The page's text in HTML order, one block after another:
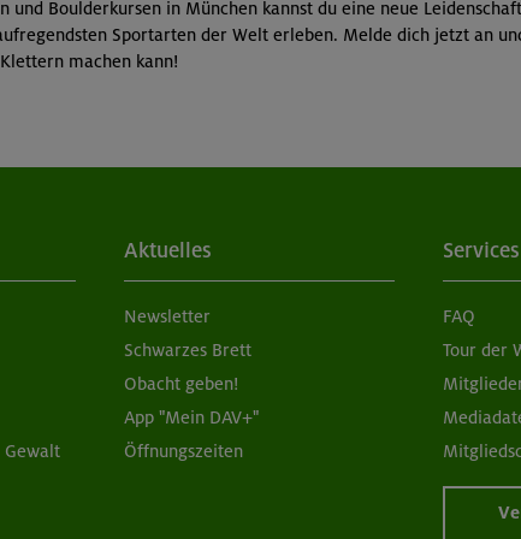
und Boulderkursen in München kannst du eine neue Leidenschaft
Sportarten der Welt erleben. Melde dich jetzt an
machen kann!
Gewalt
Aktuelles
Newsletter
Schwarzes Brett
Obacht geben!
App "Mein DAV+"
Öffnungszeiten
Services
FAQ
Tour der